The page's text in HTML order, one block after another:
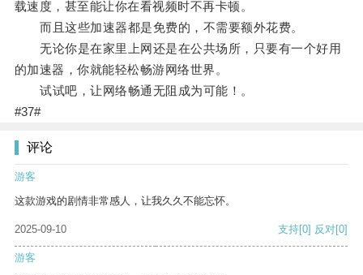
载速度，甚至能让你在看视频时不再卡顿。
而且这些加速器都是免费的，不需要额外花费。
无论你是在家里上网还是在公共场所，只要有一个好用
的加速器，你就能轻松畅游网络世界。
试试吧，让网络畅通无阻成为可能！。
#37#
评论
游客
这款游戏的剧情非常感人，让我久久不能忘怀。
2025-09-10 支持[0] 反对[0]
游客